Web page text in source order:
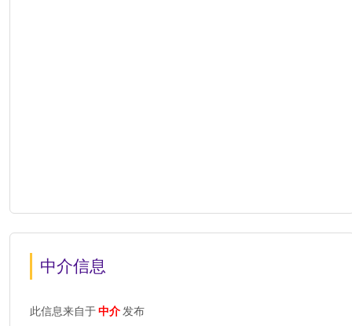
中介信息
此信息来自于中介发布